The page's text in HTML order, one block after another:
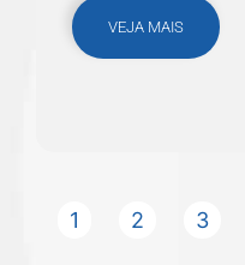
VEJA MAIS
1 2 3